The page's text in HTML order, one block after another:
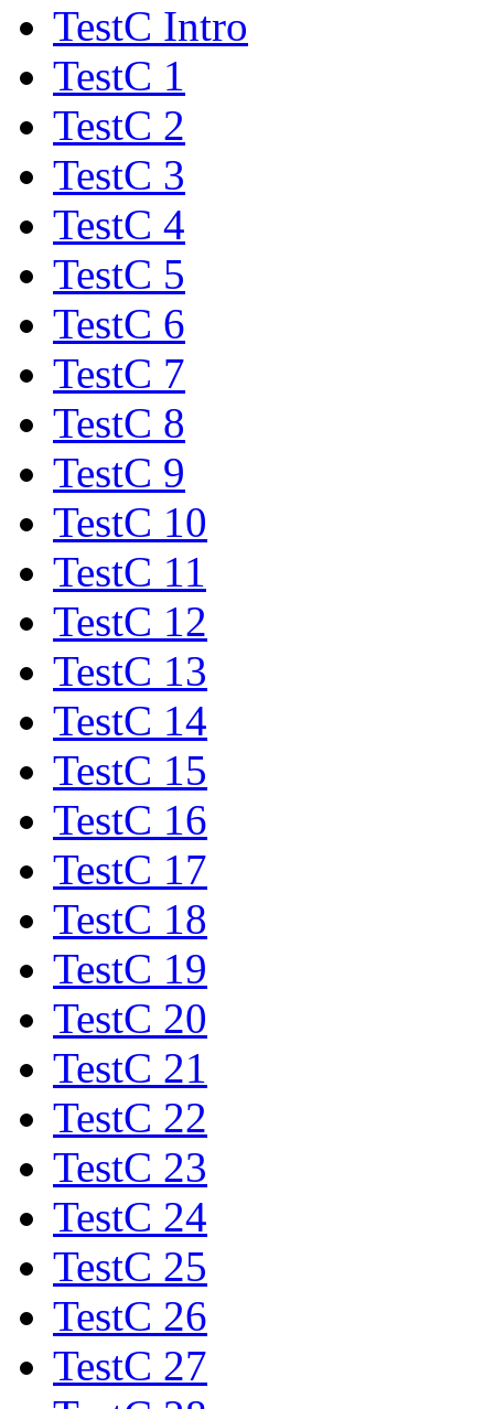
TestC Intro
TestC 1
TestC 2
TestC 3
TestC 4
TestC 5
TestC 6
TestC 7
TestC 8
TestC 9
TestC 10
TestC 11
TestC 12
TestC 13
TestC 14
TestC 15
TestC 16
TestC 17
TestC 18
TestC 19
TestC 20
TestC 21
TestC 22
TestC 23
TestC 24
TestC 25
TestC 26
TestC 27